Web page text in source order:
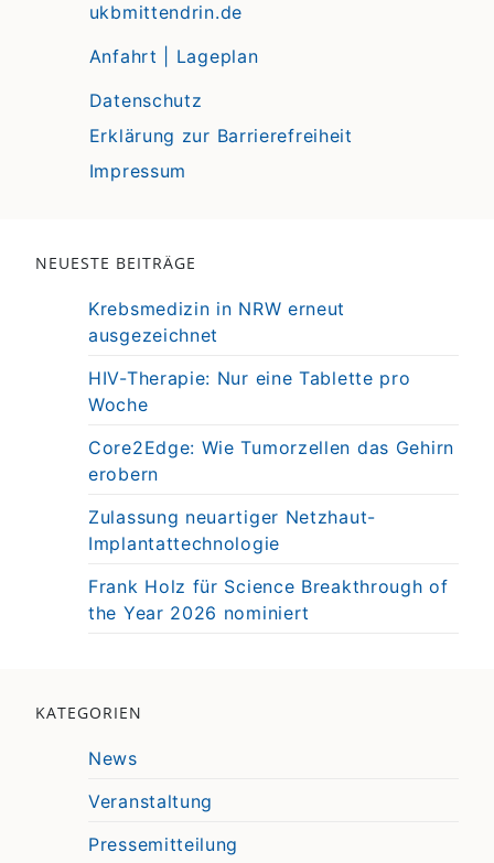
ukbmittendrin.de
Anfahrt | Lageplan
Datenschutz
Erklärung zur Barrierefreiheit
Impressum
NEUESTE BEITRÄGE
Krebsmedizin in NRW erneut
ausgezeichnet
HIV-Therapie: Nur eine Tablette pro
Woche
Core2Edge: Wie Tumorzellen das Gehirn
erobern
Zulassung neuartiger Netzhaut-
Implantattechnologie
Frank Holz für Science Breakthrough of
the Year 2026 nominiert
KATEGORIEN
News
Veranstaltung
Pressemitteilung